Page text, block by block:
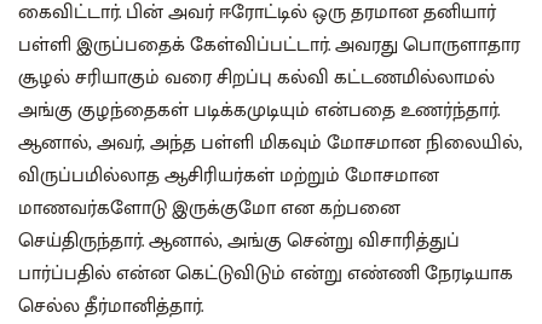
கைவிட்டார். பின் அவர் ஈரோட்டில் ஒரு தரமான தனியார்
பள்ளி இருப்பதைக் கேள்விப்பட்டார். அவரது பொருளாதார
சூழல் சரியாகும் வரை சிறப்பு கல்வி கட்டணமில்லாமல்
அங்கு குழந்தைகள் படிக்கமுடியும் என்பதை உணர்ந்தார்.
ஆனால், அவர், அந்த பள்ளி மிகவும் மோசமான நிலையில்,
விருப்பமில்லாத ஆசிரியர்கள் மற்றும் மோசமான
மாணவர்களோடு இருக்குமோ என கற்பனை
செய்திருந்தார். ஆனால், அங்கு சென்று விசாரித்துப்
பார்ப்பதில் என்ன கெட்டுவிடும் என்று எண்ணி நேரடியாக
செல்ல தீர்மானித்தார்.